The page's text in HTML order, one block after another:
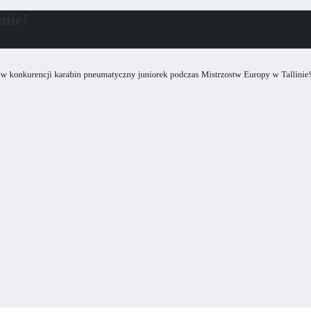
w konkurencji karabin pneumatyczny juniorek podczas Mistrzostw Europy w Tallinie!